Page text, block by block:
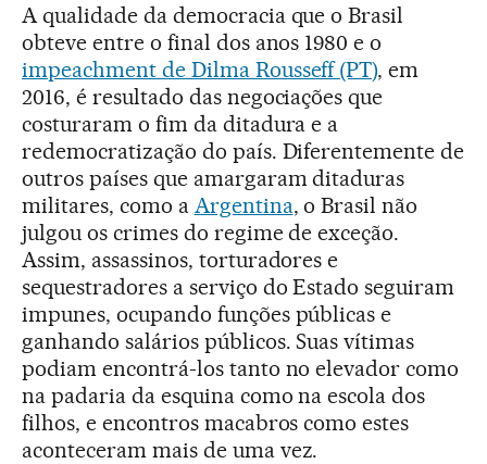
A qualidade da democracia que o Brasil
obteve entre o final dos anos 1980 e o
impeachment de Dilma Rousseff (PT), em
2016, é resultado das negociações que
costuraram o fim da ditadura e a
redemocratização do país. Diferentemente de
outros países que amargaram ditaduras
militares, como a Argentina, o Brasil não
julgou os crimes do regime de exceção.
Assim, assassinos, torturadores e
sequestradores a serviço do Estado seguiram
impunes, ocupando funções públicas e
ganhando salários públicos. Suas vítimas
podiam encontrá-los tanto no elevador como
na padaria da esquina como na escola dos
filhos, e encontros macabros como estes
aconteceram mais de uma vez.